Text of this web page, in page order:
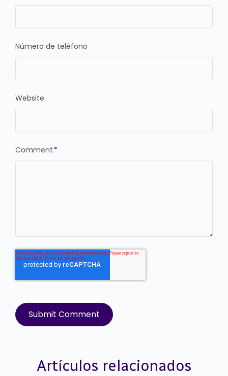
Número de teléfono
Website
Comment *
Artículos relacionados